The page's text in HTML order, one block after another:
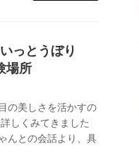
っとうぼり
場所
の美しさを活かすの
しくみてきました
んとの会話より、具